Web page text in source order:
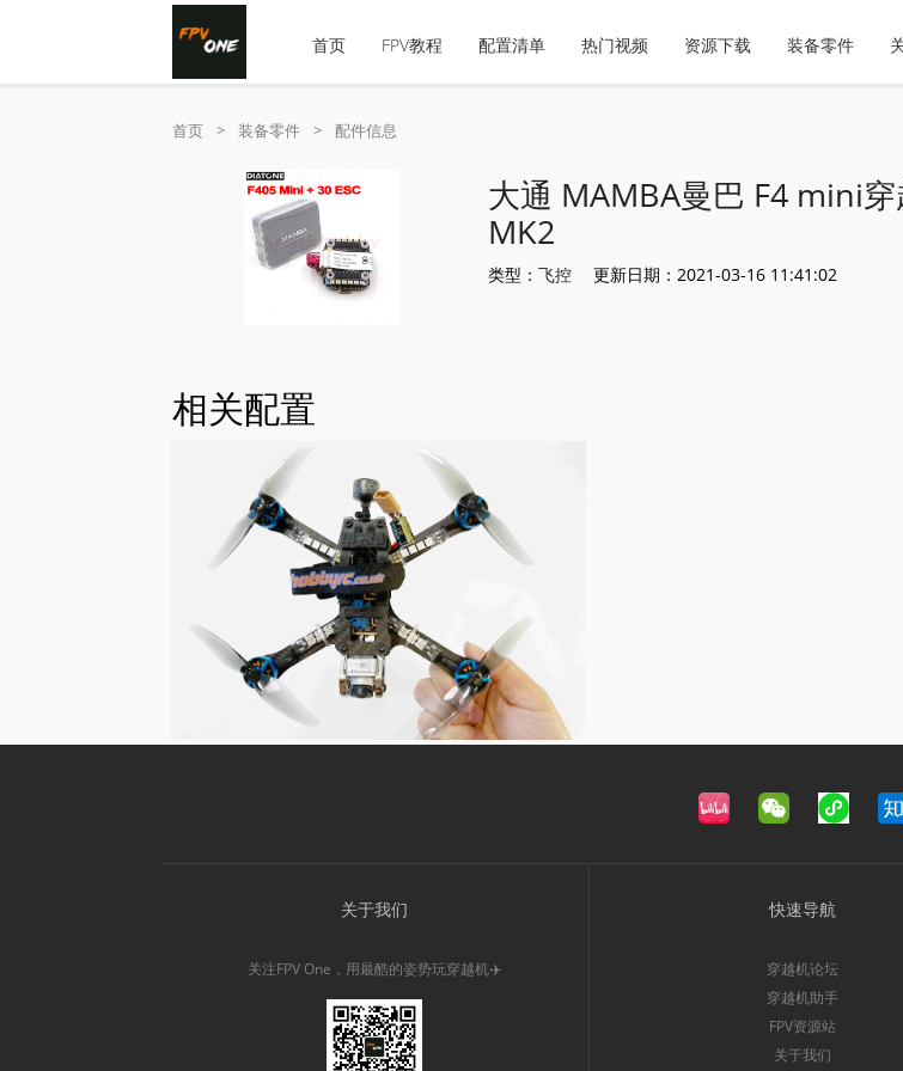
首页 FPV教程 配置清单 热门视频 资源下载 装备零件
首页 > 装备零件 > 配件信息
大通 MAMBA曼巴 F4 mini
MK2
类型：飞控 更新日期：2021-03-16 11:41:02
相关配置
关于我们
关注FPV One，用最酷的姿势玩穿越机✈️
快速导航
穿越机论坛
穿越机助手
FPV资源站
关于我们